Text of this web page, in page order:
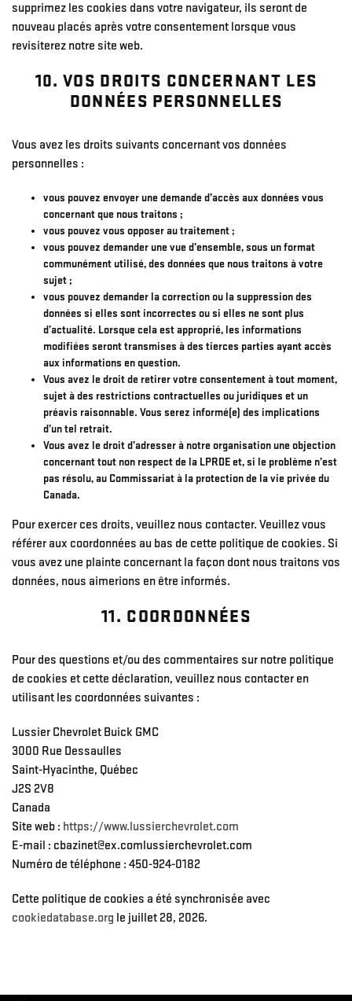
supprimez les cookies dans votre navigateur, ils seront de
nouveau placés après votre consentement lorsque vous
revisiterez notre site web.
10. VOS DROITS CONCERNANT LES
DONNÉES PERSONNELLES
Vous avez les droits suivants concernant vos données
personnelles :
vous pouvez envoyer une demande d’accès aux données vous
concernant que nous traitons ;
vous pouvez vous opposer au traitement ;
vous pouvez demander une vue d’ensemble, sous un format
communément utilisé, des données que nous traitons à votre
sujet ;
vous pouvez demander la correction ou la suppression des
données si elles sont incorrectes ou si elles ne sont plus
d’actualité. Lorsque cela est approprié, les informations
modifiées seront transmises à des tierces parties ayant accès
aux informations en question.
Vous avez le droit de retirer votre consentement à tout moment,
sujet à des restrictions contractuelles ou juridiques et un
préavis raisonnable. Vous serez informé(e) des implications
d’un tel retrait.
Vous avez le droit d’adresser à notre organisation une objection
concernant tout non respect de la LPRDE et, si le problème n’est
pas résolu, au Commissariat à la protection de la vie privée du
Canada.
Pour exercer ces droits, veuillez nous contacter. Veuillez vous
référer aux coordonnées au bas de cette politique de cookies. Si
vous avez une plainte concernant la façon dont nous traitons vos
données, nous aimerions en être informés.
11. COORDONNÉES
Pour des questions et/ou des commentaires sur notre politique
de cookies et cette déclaration, veuillez nous contacter en
utilisant les coordonnées suivantes :
Lussier Chevrolet Buick GMC
3000 Rue Dessaulles
Saint-Hyacinthe, Québec
J2S 2V8
Canada
Site web : https://www.lussierchevrolet.com
E-mail : cbazinet@ex.comlussierchevrolet.com
Numéro de téléphone : 450-924-0182
Cette politique de cookies a été synchronisée avec
cookiedatabase.org le juillet 28, 2026.